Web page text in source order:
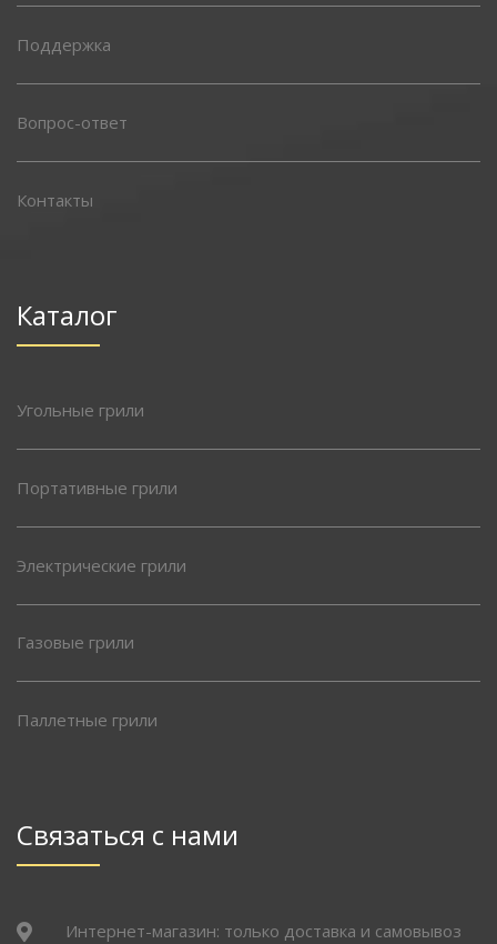
Поддержка
Вопрос-ответ
Контакты
Каталог
Угольные грили
Портативные грили
Электрические грили
Газовые грили
Паллетные грили
Связаться с нами
Интернет-магазин: только доставка и самовывоз